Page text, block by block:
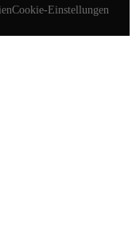
Cookie-Einstellungen